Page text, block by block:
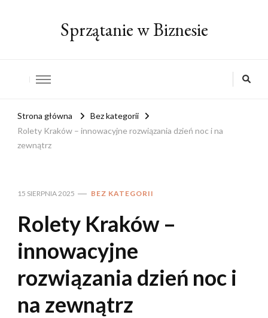
Sprzątanie w Biznesie
Strona główna
Bez kategorii
Rolety Kraków – innowacyjne rozwiązania dzień noc i na
zewnątrz
15 SIERPNIA 2025 BEZ KATEGORII
Rolety Kraków –
innowacyjne
rozwiązania dzień noc i
na zewnątrz